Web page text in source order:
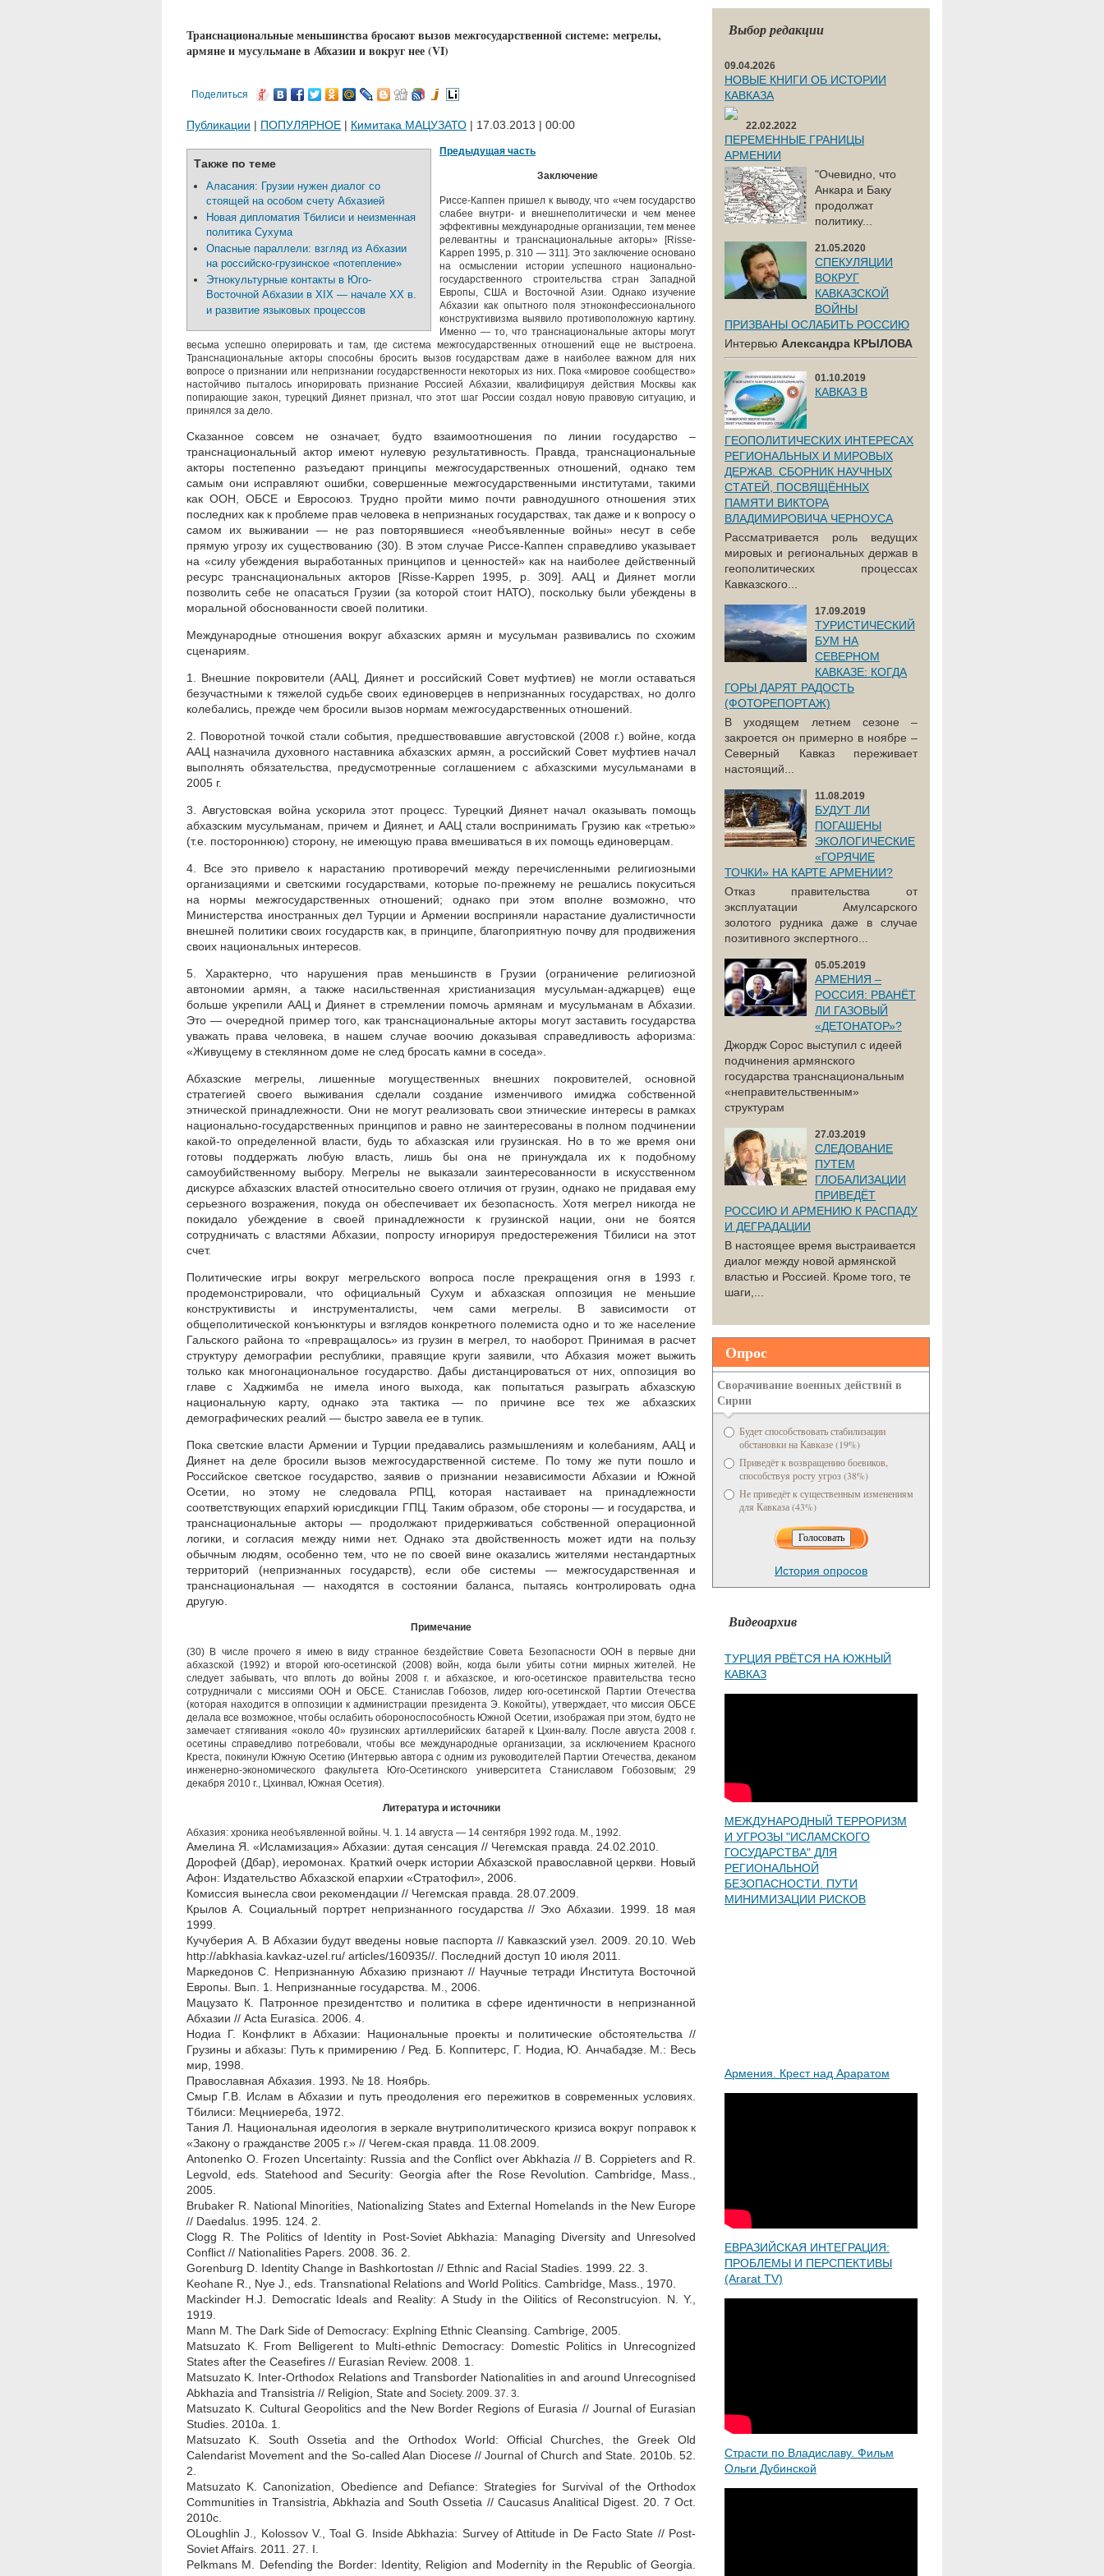
Транснациональные меньшинства бросают вызов межгосударственной системе: мегрелы,
армяне и мусульмане в Абхазии и вокруг нее (VI)
Поделиться
Публикации | ПОПУЛЯРНОЕ | Кимитака МАЦУЗАТО | 17.03.2013 | 00:00
Также по теме
Аласания: Грузии нужен диалог со
стоящей на особом счету Абхазией
Новая дипломатия Тбилиси и неизменная
политика Сухума
Опасные параллели: взгляд из Абхазии
на российско-грузинское «потепление»
Этнокультурные контакты в Юго-
Восточной Абхазии в XIX — начале ХХ в.
и развитие языковых процессов
Предыдущая часть
Заключение
Риссе-Каппен пришел к выводу, что «чем государство
слабее внутри- и внешнеполитически и чем менее
эффективны международные организации, тем менее
релевантны и транснациональные акторы» [Risse-
Kappen 1995, p. 310 — 311]. Это заключение основано
на осмыслении истории успешного национально-
государственного строительства стран Западной
Европы, США и Восточной Азии. Однако изучение
Абхазии как опытного поля этноконфессионального
конструктивизма выявило противоположную картину.
Именно — то, что транснациональные акторы могут
весьма успешно оперировать и там, где система межгосударственных отношений еще не выстроена.
Транснациональные акторы способны бросить вызов государствам даже в наиболее важном для них
вопросе о признании или непризнании государственности некоторых из них. Пока «мировое сообщество»
настойчиво пыталось игнорировать признание Россией Абхазии, квалифицируя действия Москвы как
попирающие закон, турецкий Диянет признал, что этот шаг России создал новую правовую ситуацию, и
принялся за дело.
Сказанное совсем не означает, будто взаимоотношения по линии государство –
транснациональный актор имеют нулевую результативность. Правда, транснациональные
акторы постепенно разъедают принципы межгосударственных отношений, однако тем
самым они исправляют ошибки, совершенные межгосударственными институтами, такими
как ООН, ОБСЕ и Евросоюз. Трудно пройти мимо почти равнодушного отношения этих
последних как к проблеме прав человека в непризнаных государствах, так даже и к вопросу о
самом их выживании — не раз повторявшиеся «необъявленные войны» несут в себе
прямую угрозу их существованию (30). В этом случае Риссе-Каппен справедливо указывает
на «силу убеждения выработанных принципов и ценностей» как на наиболее действенный
ресурс транснациональных акторов [Risse-Kappen 1995, p. 309]. ААЦ и Диянет могли
позволить себе не опасаться Грузии (за которой стоит НАТО), поскольку были убеждены в
моральной обоснованности своей политики.
Международные отношения вокруг абхазских армян и мусульман развивались по схожим
сценариям.
1. Внешние покровители (ААЦ, Диянет и российский Совет муфтиев) не могли оставаться
безучастными к тяжелой судьбе своих единоверцев в непризнанных государствах, но долго
колебались, прежде чем бросили вызов нормам межгосударственных отношений.
2. Поворотной точкой стали события, предшествовавшие августовской (2008 г.) войне, когда
ААЦ назначила духовного наставника абхазских армян, а российский Совет муфтиев начал
выполнять обязательства, предусмотренные соглашением с абхазскими мусульманами в
2005 г.
3. Августовская война ускорила этот процесс. Турецкий Диянет начал оказывать помощь
абхазским мусульманам, причем и Диянет, и ААЦ стали воспринимать Грузию как «третью»
(т.е. постороннюю) сторону, не имеющую права вмешиваться в их помощь единоверцам.
4. Все это привело к нарастанию противоречий между перечисленными религиозными
организациями и светскими государствами, которые по-прежнему не решались покуситься
на нормы межгосударственных отношений; однако при этом вполне возможно, что
Министерства иностранных дел Турции и Армении восприняли нарастание дуалистичности
внешней политики своих государств как, в принципе, благоприятную почву для продвижения
своих национальных интересов.
5. Характерно, что нарушения прав меньшинств в Грузии (ограничение религиозной
автономии армян, а также насильственная христианизация мусульман-аджарцев) еще
больше укрепили ААЦ и Диянет в стремлении помочь армянам и мусульманам в Абхазии.
Это — очередной пример того, как транснациональные акторы могут заставить государства
уважать права человека, в нашем случае воочию доказывая справедливость афоризма:
«Живущему в стеклянном доме не след бросать камни в соседа».
Абхазские мегрелы, лишенные могущественных внешних покровителей, основной
стратегией своего выживания сделали создание изменчивого имиджа собственной
этнической принадлежности. Они не могут реализовать свои этнические интересы в рамках
национально-государственных принципов и равно не заинтересованы в полном подчинении
какой-то определенной власти, будь то абхазская или грузинская. Но в то же время они
готовы поддержать любую власть, лишь бы она не принуждала их к подобному
самоубийственному выбору. Мегрелы не выказали заинтересованности в искусственном
дискурсе абхазских властей относительно своего отличия от грузин, однако не придавая ему
серьезного возражения, покуда он обеспечивает их безопасность. Хотя мегрел никогда не
покидало убеждение в своей принадлежности к грузинской нации, они не боятся
сотрудничать с властями Абхазии, попросту игнорируя предостережения Тбилиси на этот
счет.
Политические игры вокруг мегрельского вопроса после прекращения огня в 1993 г.
продемонстрировали, что официальный Сухум и абхазская оппозиция не меньшие
конструктивисты и инструменталисты, чем сами мегрелы. В зависимости от
общеполитической конъюнктуры и взглядов конкретного полемиста одно и то же население
Гальского района то «превращалось» из грузин в мегрел, то наоборот. Принимая в расчет
структуру демографии республики, правящие круги заявили, что Абхазия может выжить
только как многонациональное государство. Дабы дистанцироваться от них, оппозиция во
главе с Хаджимба не имела иного выхода, как попытаться разыграть абхазскую
национальную карту, однако эта тактика — по причине все тех же абхазских
демографических реалий — быстро завела ее в тупик.
Пока светские власти Армении и Турции предавались размышлениям и колебаниям, ААЦ и
Диянет на деле бросили вызов межгосударственной системе. По тому же пути пошло и
Российское светское государство, заявив о признании независимости Абхазии и Южной
Осетии, но этому не следовала РПЦ, которая настаивает на принадлежности
соответствующих епархий юрисдикции ГПЦ. Таким образом, обе стороны — и государства, и
транснациональные акторы — продолжают придерживаться собственной операционной
логики, и согласия между ними нет. Однако эта двойственность может идти на пользу
обычным людям, особенно тем, что не по своей вине оказались жителями нестандартных
территорий (непризнанных государств), если обе системы — межгосударственная и
транснациональная — находятся в состоянии баланса, пытаясь контролировать одна
другую.
Примечание
(30) В числе прочего я имею в виду странное бездействие Совета Безопасности ООН в первые дни
абхазской (1992) и второй юго-осетинской (2008) войн, когда были убиты сотни мирных жителей. Не
следует забывать, что вплоть до войны 2008 г. и абхазское, и юго-осетинское правительства тесно
сотрудничали с миссиями ООН и ОБСЕ. Станислав Гобозов, лидер юго-осетинской Партии Отечества
(которая находится в оппозиции к администрации президента Э. Кокойты), утверждает, что миссия ОБСЕ
делала все возможное, чтобы ослабить обороноспособность Южной Осетии, изображая при этом, будто не
замечает стягивания «около 40» грузинских артиллерийских батарей к Цхин-валу. После августа 2008 г.
осетины справедливо потребовали, чтобы все международные организации, за исключением Красного
Креста, покинули Южную Осетию (Интервью автора с одним из руководителей Партии Отечества, деканом
инженерно-экономического факультета Юго-Осетинского университета Станиславом Гобозовым; 29
декабря 2010 г., Цхинвал, Южная Осетия).
Литература и источники
Абхазия: хроника необъявленной войны. Ч. 1. 14 августа — 14 сентября 1992 года. М., 1992.
Амелина Я. «Исламизация» Абхазии: дутая сенсация // Чегемская правда. 24.02.2010.
Дорофей (Дбар), иеромонах. Краткий очерк истории Абхазской православной церкви. Новый
Афон: Издательство Абхазской епархии «Стратофил», 2006.
Комиссия вынесла свои рекомендации // Чегемская правда. 28.07.2009.
Крылов А. Социальный портрет непризнанного государства // Эхо Абхазии. 1999. 18 мая
1999.
Кучуберия А. В Абхазии будут введены новые паспорта // Кавказский узел. 2009. 20.10. Web
http://abkhasia.kavkaz-uzel.ru/ articles/160935//. Последний доступ 10 июля 2011.
Маркедонов С. Непризнанную Абхазию признают // Научные тетради Института Восточной
Европы. Вып. 1. Непризнанные государства. М., 2006.
Мацузато К. Патронное президентство и политика в сфере идентичности в непризнанной
Абхазии // Асta Eurasica. 2006. 4.
Нодиа Г. Конфликт в Абхазии: Национальные проекты и политические обстоятельства //
Грузины и абхазы: Путь к примирению / Ред. Б. Коппитерс, Г. Нодиа, Ю. Анчабадзе. М.: Весь
мир, 1998.
Православная Абхазия. 1993. № 18. Ноябрь.
Смыр Г.В. Ислам в Абхазии и путь преодоления его пережитков в современных условиях.
Тбилиси: Мецниереба, 1972.
Тания Л. Национальная идеология в зеркале внутриполитического кризиса вокруг поправок к
«Закону о гражданстве 2005 г.» // Чегем-ская правда. 11.08.2009.
Antonenko O. Frozen Uncertainty: Russia and the Conflict over Abkhazia // B. Coppieters and R.
Legvold, eds. Statehood and Security: Georgia after the Rose Revolution. Cambridge, Mass.,
2005.
Brubaker R. National Minorities, Nationalizing States and External Homelands in the New Europe
// Daedalus. 1995. 124. 2.
Clogg R. The Politics of Identity in Post-Soviet Abkhazia: Managing Diversity and Unresolved
Conflict // Nationalities Papers. 2008. 36. 2.
Gorenburg D. Identity Change in Bashkortostan // Ethnic and Racial Stadies. 1999. 22. 3.
Keohane R., Nye J., eds. Transnational Relations and World Politics. Cambridge, Mass., 1970.
Mackinder H.J. Democratic Ideals and Reality: A Study in the Oilitics of Reconstrucyion. N. Y.,
1919.
Mann M. The Dark Side of Democracy: Explning Ethnic Cleansing. Cambrige, 2005.
Matsuzato K. From Belligerent to Multi-ethnic Democracy: Domestic Politics in Unrecognized
States after the Ceasefires // Eurasian Review. 2008. 1.
Matsuzato K. Inter-Orthodox Relations and Transborder Nationalities in and around Unrecognised
Abkhazia and Transistria // Religion, State and Society. 2009. 37. 3.
Matsuzato K. Cultural Geopolitics and the New Border Regions of Eurasia // Journal of Eurasian
Studies. 2010a. 1.
Matsuzato K. South Ossetia and the Orthodox World: Official Churches, the Greek Old
Calendarist Movement and the So-called Alan Diocese // Journal of Church and State. 2010b. 52.
2.
Matsuzato K. Canonization, Obedience and Defiance: Strategies for Survival of the Orthodox
Communities in Transistria, Abkhazia and South Ossetia // Caucasus Analitical Digest. 20. 7 Oct.
2010c.
OLoughlin J., Kolossov V., Toal G. Inside Abkhazia: Survey of Attitude in De Facto State // Post-
Soviet Affairs. 2011. 27. I.
Pelkmans M. Defending the Border: Identity, Religion and Modernity in the Republic of Georgia.
Выбор редакции
09.04.2026
НОВЫЕ КНИГИ ОБ ИСТОРИИ
КАВКАЗА
22.02.2022
ПЕРЕМЕННЫЕ ГРАНИЦЫ
АРМЕНИИ
"Очевидно, что
Анкара и Баку
продолжат
политику...
21.05.2020
СПЕКУЛЯЦИИ
ВОКРУГ
КАВКАЗСКОЙ
ВОЙНЫ
ПРИЗВАНЫ ОСЛАБИТЬ РОССИЮ
Интервью Александра КРЫЛОВА
01.10.2019
КАВКАЗ В
ГЕОПОЛИТИЧЕСКИХ ИНТЕРЕСАХ
РЕГИОНАЛЬНЫХ И МИРОВЫХ
ДЕРЖАВ. СБОРНИК НАУЧНЫХ
СТАТЕЙ, ПОСВЯЩЁННЫХ
ПАМЯТИ ВИКТОРА
ВЛАДИМИРОВИЧА ЧЕРНОУСА
Рассматривается роль ведущих
мировых и региональных держав в
геополитических процессах
Кавказского...
17.09.2019
ТУРИСТИЧЕСКИЙ
БУМ НА
СЕВЕРНОМ
КАВКАЗЕ: КОГДА
ГОРЫ ДАРЯТ РАДОСТЬ
(ФОТОРЕПОРТАЖ)
В уходящем летнем сезоне –
закроется он примерно в ноябре –
Северный Кавказ переживает
настоящий...
11.08.2019
БУДУТ ЛИ
ПОГАШЕНЫ
ЭКОЛОГИЧЕСКИЕ
«ГОРЯЧИЕ
ТОЧКИ» НА КАРТЕ АРМЕНИИ?
Отказ правительства от
эксплуатации Амулсарского
золотого рудника даже в случае
позитивного экспертного...
05.05.2019
АРМЕНИЯ –
РОССИЯ: РВАНЁТ
ЛИ ГАЗОВЫЙ
«ДЕТОНАТОР»?
Джордж Сорос выступил с идеей
подчинения армянского
государства транснациональным
«неправительственным»
структурам
27.03.2019
СЛЕДОВАНИЕ
ПУТЕМ
ГЛОБАЛИЗАЦИИ
ПРИВЕДЁТ
РОССИЮ И АРМЕНИЮ К РАСПАДУ
И ДЕГРАДАЦИИ
В настоящее время выстраивается
диалог между новой армянской
властью и Россией. Кроме того, те
шаги,...
Опрос
Сворачивание военных действий в
Сирии
Будет способствовать стабилизации
обстановки на Кавказе (19%)
Приведёт к возвращению боевиков,
способствуя росту угроз (38%)
Не приведёт к существенным изменениям
для Кавказа (43%)
История опросов
Видеоархив
ТУРЦИЯ РВЁТСЯ НА ЮЖНЫЙ
КАВКАЗ
МЕЖДУНАРОДНЫЙ ТЕРРОРИЗМ
И УГРОЗЫ "ИСЛАМСКОГО
ГОСУДАРСТВА" ДЛЯ
РЕГИОНАЛЬНОЙ
БЕЗОПАСНОСТИ. ПУТИ
МИНИМИЗАЦИИ РИСКОВ
Армения. Крест над Араратом
ЕВРАЗИЙСКАЯ ИНТЕГРАЦИЯ:
ПРОБЛЕМЫ И ПЕРСПЕКТИВЫ
(Ararat TV)
Страсти по Владиславу. Фильм
Ольги Дубинской